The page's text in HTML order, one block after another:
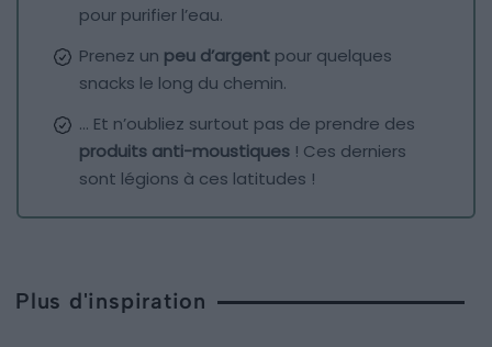
pour purifier l’eau.
Prenez un peu d’argent pour quelques
snacks le long du chemin.
… Et n’oubliez surtout pas de prendre des
produits anti-moustiques ! Ces derniers
sont légions à ces latitudes !
Plus d'inspiration